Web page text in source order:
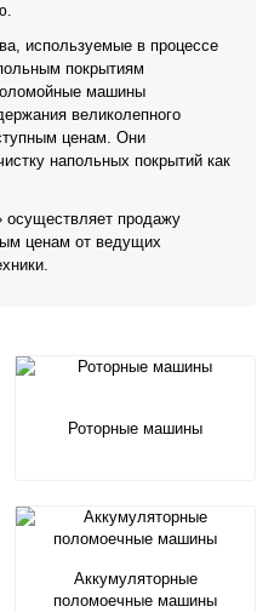
используемые в процессе
покрытиям
машины
великолепного
ценам. Они
напольных покрытий как
осуществляет продажу
ценам от ведущих
Роторные машины
Аккумуляторные
поломоечные машины